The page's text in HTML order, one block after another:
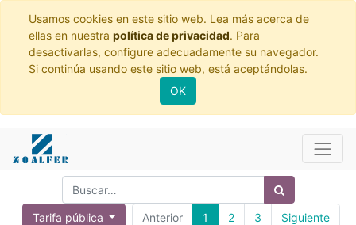
Usamos cookies en este sitio web. Lea más acerca de
ellas en nuestra política de privacidad. Para
desactivarlas, configure adecuadamente su navegador.
Si continúa usando este sitio web, está aceptándolas.
OK
Tarifa pública Anterior 1 2 3 Siguiente